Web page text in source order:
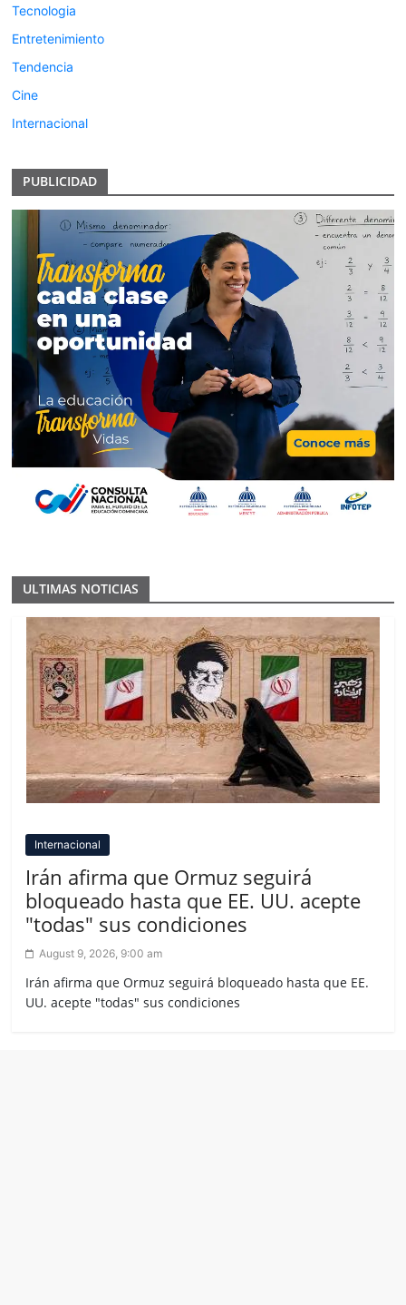
Tecnologia
Entretenimiento
Tendencia
Cine
Internacional
PUBLICIDAD
ULTIMAS NOTICIAS
Internacional
Irán afirma que Ormuz seguirá
bloqueado hasta que EE. UU. acepte
"todas" sus condiciones
August 9, 2026, 9:00 am
Irán afirma que Ormuz seguirá bloqueado hasta que EE.
UU. acepte "todas" sus condiciones